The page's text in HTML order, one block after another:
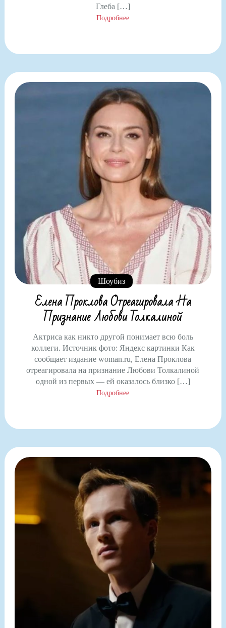
Глеба […]
Подробнее
Шоубиз
Елена Проклова Отреагировала На
Признание Любови Толкалиной
Актриса как никто другой понимает всю боль
коллеги. Источник фото: Яндекс картинки Как
сообщает издание woman.ru, Елена Проклова
отреагировала на признание Любови Толкалиной
одной из первых — ей оказалось близко […]
Подробнее